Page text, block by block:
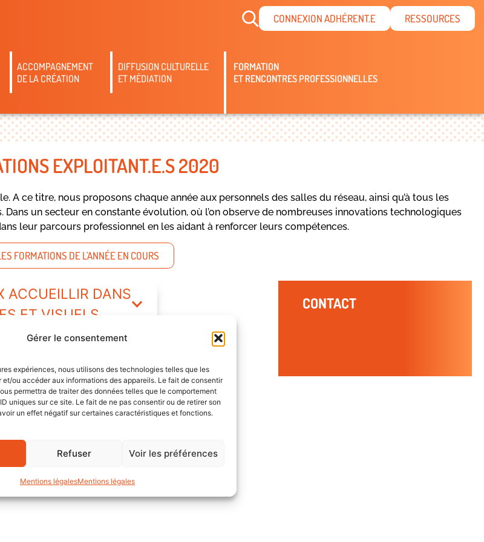
Gérer le consentement
expériences, nous utilisons des technologies telles que les
ou accéder aux informations des appareils. Le fait de consentir
permettra de traiter des données telles que le comportement
uniques sur ce site. Le fait de ne pas consentir ou de retirer son
un effet négatif sur certaines caractéristiques et fonctions.
Refuser Voir les préférences
Mentions légalesMentions légales
CONNEXION ADHÉRENT.E RESSOURCES
ACCOMPAGNEMENT
DE LA CRÉATION
DIFFUSION CULTURELLE
ET MÉDIATION
FORMATION
ET RENCONTRES PROFESSIONNELLES
EXPLOITANT.E.S 2020
A ce titre, nous proposons chaque année aux personnels des salles du réseau, ainsi qu’à tous les
un secteur en constante évolution, où l’on observe de nombreuses innovations technologiques
leur parcours professionnel en les aidant à renforcer leurs compétences.
FORMATIONS DE L'ANNÉE EN COURS
ACCUEILLIR DANS
ET VISUELS
AU
: LA
CONTACT